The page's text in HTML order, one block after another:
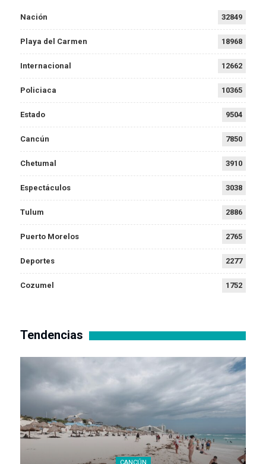
Nación 32849
Playa del Carmen 18968
Internacional 12662
Policiaca 10365
Estado 9504
Cancún 7850
Chetumal 3910
Espectáculos 3038
Tulum 2886
Puerto Morelos 2765
Deportes 2277
Cozumel 1752
Tendencias